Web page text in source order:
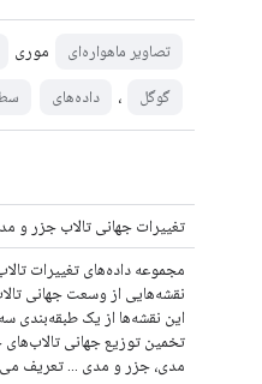
تصاویر ماهواره‌ای موری
گوگل ، داده‌های
تغییرات جهانی تالاب جزر و مدی موری
مجموعه داده‌های تغییرات
نقشه‌هایی از وسعت جهانی
تخمین توزیع جهانی
مدی، جزر و مدی ... تعریف